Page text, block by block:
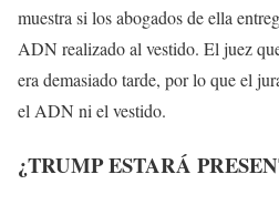
muestra si los abogados de ella
ADN realizado al vestido. El juez
era demasiado tarde, por lo que el
el ADN ni el vestido.
¿TRUMP ESTARÁ